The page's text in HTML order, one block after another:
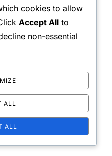
BY
cookies to allow
Accept All to
non-essential
ALL
ALL